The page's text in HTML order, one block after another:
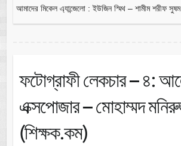
আমাদের মিকেল এ্যান্জেলো : ইউজিন স্মিথ – শামীম শরীফ সুষম
ফটোগ্রাফী লেকচার – ৪:
এক্সপোজার – মোহাম্মদ
(শিক্ষক.কম)